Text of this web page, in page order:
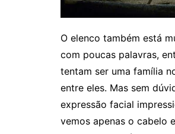
O elenco também está
com poucas palavras,
tentam ser uma família
entre eles. Mas sem
expressão facial
vemos apenas o cabelo